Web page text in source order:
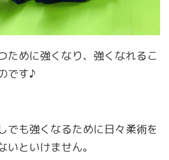
ために強くなり、強くなれるこ
です♪
でも強くなるために日々柔術を
といけません。